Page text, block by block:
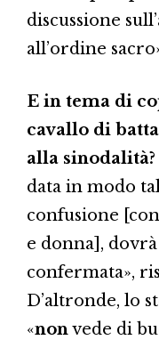
discussione
all’ordine
E in tema di
cavallo di
alla sinodalità?
data in modo
confusione
e donna],
confermata»,
D’altronde, lo
«nonvede di